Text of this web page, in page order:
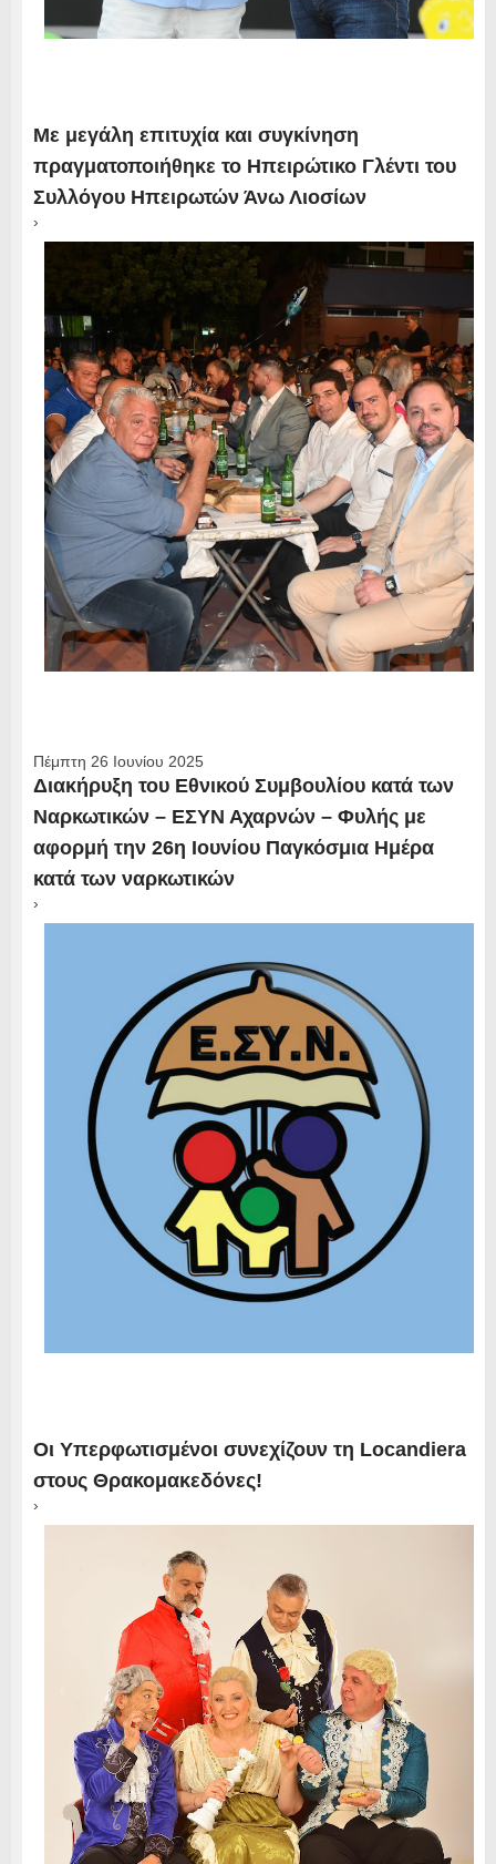
Με μεγάλη επιτυχία και συγκίνηση
πραγματοποιήθηκε το Ηπειρώτικο Γλέντι του
Συλλόγου Ηπειρωτών Άνω Λιοσίων
›
Πέμπτη 26 Ιουνίου 2025
Διακήρυξη του Εθνικού Συμβουλίου κατά των
Ναρκωτικών – ΕΣΥΝ Αχαρνών – Φυλής με
αφορμή την 26η Ιουνίου Παγκόσμια Ημέρα
κατά των ναρκωτικών
›
Οι Υπερφωτισμένοι συνεχίζουν τη Locandiera
στους Θρακομακεδόνες!
›